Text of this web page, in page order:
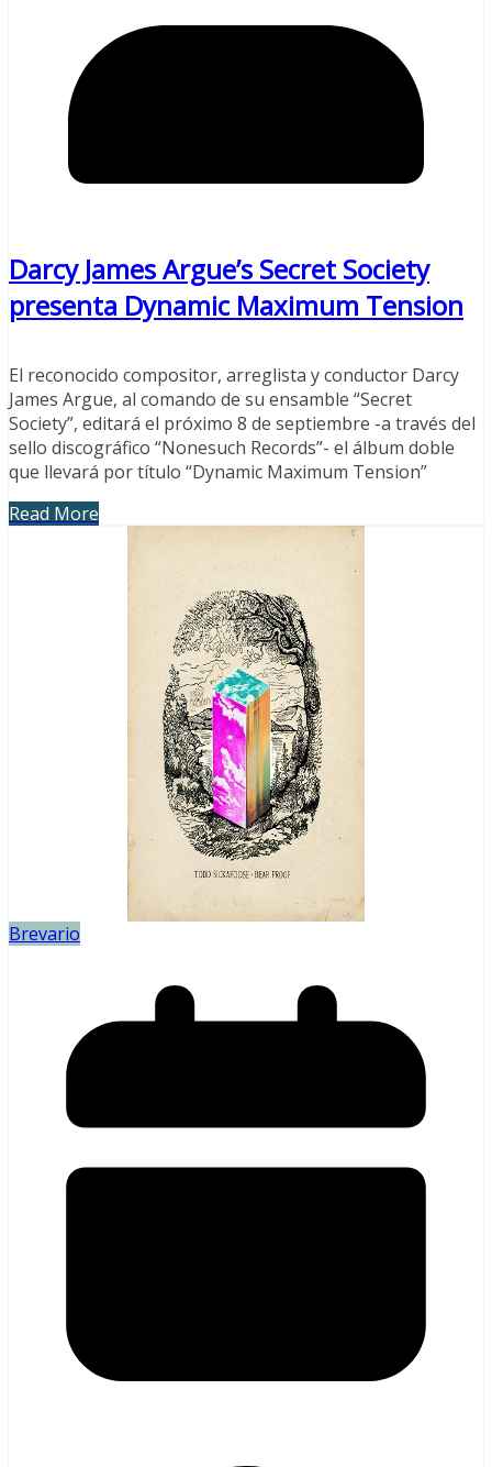
Darcy James Argue’s Secret Society
presenta Dynamic Maximum Tension
El reconocido compositor, arreglista y conductor Darcy
James Argue, al comando de su ensamble “Secret
Society”, editará el próximo 8 de septiembre -a través del
sello discográfico “Nonesuch Records”- el álbum doble
que llevará por título “Dynamic Maximum Tension”
Read More
Brevario